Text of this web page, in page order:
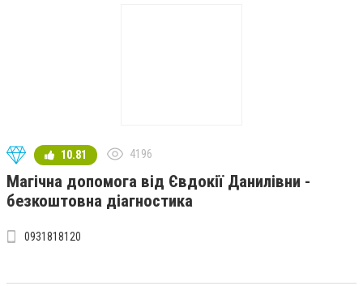
10.81 4196
Магічна допомога від Євдокії Данилівни -
безкоштовна діагностика
0931818120